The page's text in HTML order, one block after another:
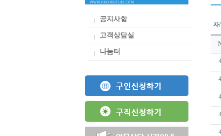
공지사항
고객상담실
나눔터
자